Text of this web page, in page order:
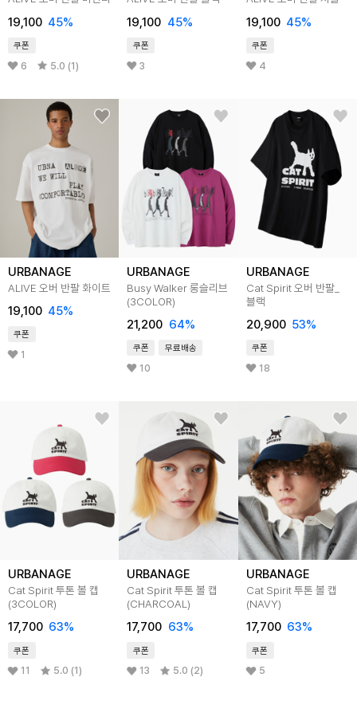
19,100 45%
쿠폰
6 5.0 (1)
19,100 45%
쿠폰
3
19,100 45%
쿠폰
4
URBANAGE
ALIVE 오버 반팔 화이트
19,100 45%
쿠폰
1
URBANAGE
Busy Walker 롱슬리브
(3COLOR)
21,200 64%
쿠폰 무료배송
10
URBANAGE
Cat Spirit 오버 반팔_
블랙
20,900 53%
쿠폰
18
URBANAGE
Cat Spirit 투톤 볼 캡
(3COLOR)
17,700 63%
쿠폰
11 5.0 (1)
URBANAGE
Cat Spirit 투톤 볼 캡
(CHARCOAL)
17,700 63%
쿠폰
13 5.0 (2)
URBANAGE
Cat Spirit 투톤 볼 캡
(NAVY)
17,700 63%
쿠폰
5